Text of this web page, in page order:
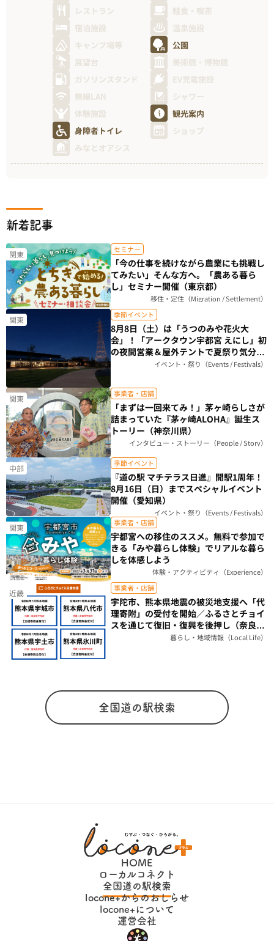
レストラン
軽食・喫茶
宿泊施設
温泉施設
キャンプ場等
公園
展望台
美術館・博物館
ガソリンスタンド
EV充電施設
無線LAN
シャワー
体験施設
観光案内
身障者トイレ
ショップ
みなとオアシス
新着記事
関東 セミナー
「今の仕事を続けながら農業にも挑戦し
てみたい」そんな方へ。「農ある暮ら
し」セミナー開催（東京都）
移住・定住（Migration / Settlement）
関東 季節イベント
8月8日（土）は「うつのみや花火大
会」！「アークタウン宇都宮 えにし」初
の夜間営業＆屋外テントで夏祭り気分を
楽しもう（栃木県）イベント・祭り（Events / Festivals）
関東 事業者・店舗
「まずは一回来てみ！」茅ヶ崎らしさが
詰まっていた『茅ヶ崎ALOHA』誕生ス
トーリー（神奈川県）
インタビュー・ストーリー（People / Story）
中部 季節イベント
『道の駅 マチテラス日進』開駅1周年！
8月16日（日）までスペシャルイベント
開催（愛知県）
イベント・祭り（Events / Festivals）
関東 事業者・店舗
宇都宮への移住のススメ。無料で参加で
きる「みや暮らし体験」でリアルな暮ら
しを体感しよう
体験・アクティビティ（Experience）
近畿 事業者・店舗
宇陀市、熊本県地震の被災地支援へ「代
理寄附」の受付を開始／ふるさとチョイ
スを通じて復旧・復興を後押し（奈良
暮らし・地域情報（Local Life）
全国道の駅検索
HOME
ローカルコネクト
全国道の駅検索
locone+からのおしらせ
locone+について
運営会社